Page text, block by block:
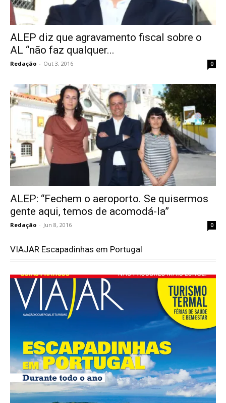
ALEP diz que agravamento fiscal sobre o
AL “não faz qualquer...
Redação - Out 3, 2016 0
ALEP: “Fechem o aeroporto. Se quisermos
gente aqui, temos de acomodá-la”
Redação - Jun 8, 2016 0
VIAJAR Escapadinhas em Portugal